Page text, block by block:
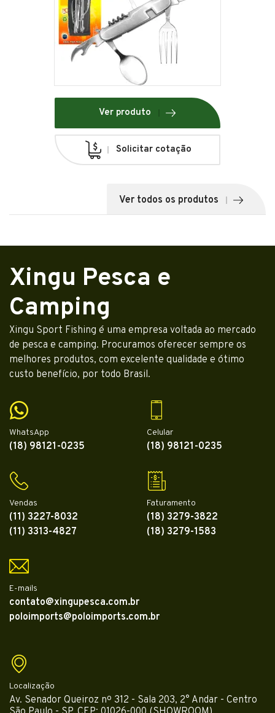
Ver produto
Solicitar cotação
Ver todos os produtos
Xingu Pesca e
Camping
Xingu Sport Fishing é uma empresa voltada ao mercado
de pesca e camping. Procuramos oferecer sempre os
melhores produtos, com excelente qualidade e ótimo
custo benefício, por todo Brasil.
WhatsApp
(18) 98121-0235
Celular
(18) 98121-0235
Vendas
(11) 3227-8032
(11) 3313-4827
Faturamento
(18) 3279-3822
(18) 3279-1583
E-mails
contato@xingupesca.com.br
poloimports@poloimports.com.br
Localização
Av. Senador Queiroz nº 312 - Sala 203, 2° Andar - Centro